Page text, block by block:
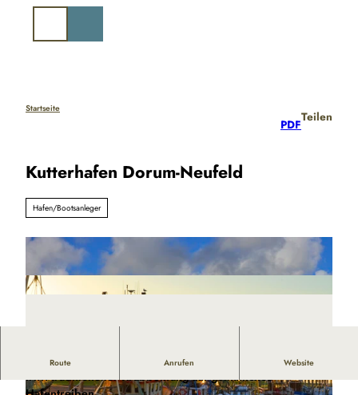
Startseite
PDF
Teilen
Kutterhafen Dorum-Neufeld
Hafen/Bootsanleger
Route Anrufen Website
Maritimes Flair am Kutterhafen in Dorum‑Neufeld – hier
trifft traditioneller Krabbenfang auf gemütliches